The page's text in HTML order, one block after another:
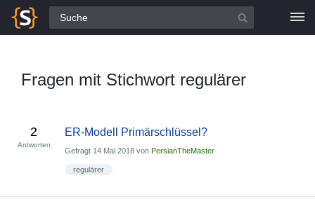
Alle Fragen
Fragen mit Stichwort regulärer
2
Antworten
ER-Modell Primärschlüssel?
Gefragt 14 Mai 2018 von PersianTheMaster
regulärer